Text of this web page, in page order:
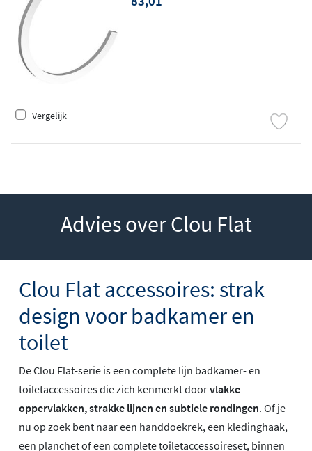
Vergelijk
Advies over Clou Flat
Clou Flat accessoires: strak
design voor badkamer en
toilet
De Clou Flat-serie is een complete lijn badkamer- en
toiletaccessoires die zich kenmerkt doorvlakke
oppervlakken, strakke lijnen en subtiele rondingen. Of je
nu op zoek bent naar een handdoekrek, een kledinghaak,
een planchet of een complete toiletaccessoireset, binnen